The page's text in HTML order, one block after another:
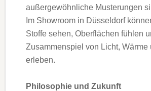
außergewöhnliche Musterungen
Im Showroom in Düsseldorf
Stoffe sehen, Oberflächen fühlen
Zusammenspiel von Licht, Wärme
erleben.
Philosophie und Zukunft